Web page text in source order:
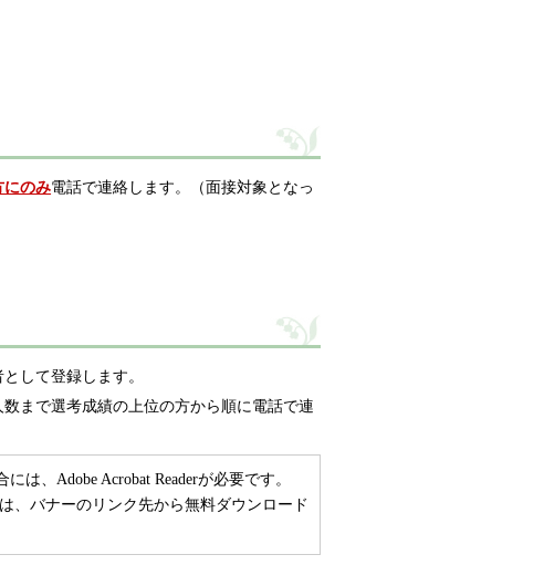
にのみ電話で連絡します。（面接対象となっ
して登録します。
まで選考成績の上位の方から順に電話で連
は、Adobe Acrobat Readerが必要です。
、バナーのリンク先から無料ダウンロード